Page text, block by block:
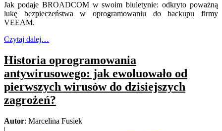
Jak podaje BROADCOM w swoim biuletynie: odkryto poważną
lukę bezpieczeństwa w oprogramowaniu do backupu firmy
VEEAM.
Czytaj dalej…
Historia oprogramowania
antywirusowego: jak ewoluowało od
pierwszych wirusów do dzisiejszych
zagrożeń?
Autor: Marcelina Fusiek